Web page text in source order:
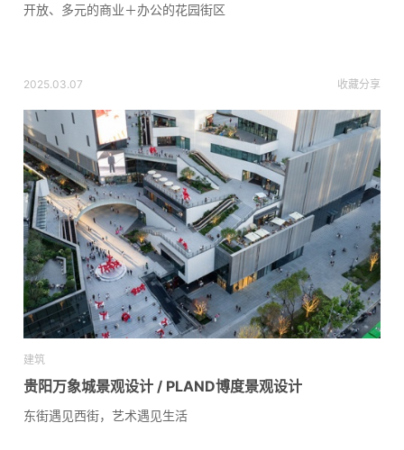
开放、多元的商业＋办公的花园街区
2025.03.07 收藏分享
建筑
贵阳万象城景观设计 / PLAND博度景观设计
东街遇见西街，艺术遇见生活